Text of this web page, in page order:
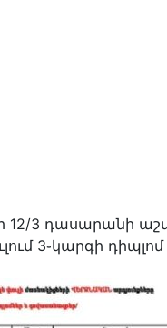
12/3 դասարանի
3֊կարգի